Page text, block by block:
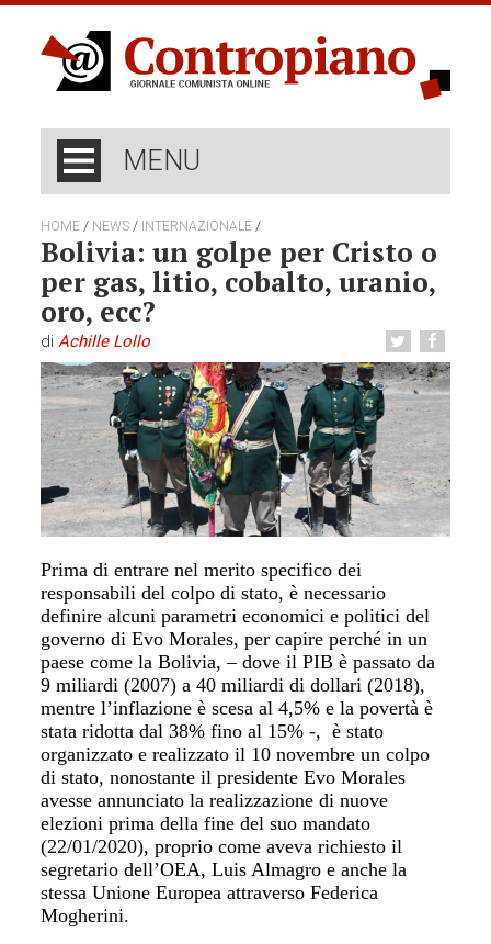
MENU
HOME / NEWS / INTERNAZIONALE /
Bolivia: un golpe per Cristo o
per gas, litio, cobalto, uranio,
oro, ecc?
diAchille Lollo
Prima di entrare nel merito specifico dei
responsabili del colpo di stato, è necessario
definire alcuni parametri economici e politici del
governo di Evo Morales, per capire perché in un
paese come la Bolivia, – dove il PIB è passato da
9 miliardi (2007) a 40 miliardi di dollari (2018),
mentre l’inflazione è scesa al 4,5% e la povertà è
stata ridotta dal 38% fino al 15% -, è stato
organizzato e realizzato il 10 novembre un colpo
di stato, nonostante il presidente Evo Morales
avesse annunciato la realizzazione di nuove
elezioni prima della fine del suo mandato
(22/01/2020), proprio come aveva richiesto il
segretario dell’OEA, Luis Almagro e anche la
stessa Unione Europea attraverso Federica
Mogherini.